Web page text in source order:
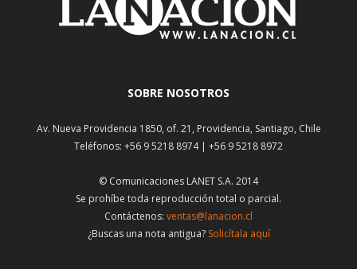
SOBRE NOSOTROS
Av. Nueva Providencia 1850, of. 21, Providencia, Santiago, Chile
Teléfonos: +56 9 5218 8974 | +56 9 5218 8972
© Comunicaciones LANET S.A. 2014
Se prohíbe toda reproducción total o parcial.
Contáctenos: ventas@lanacion.cl
¿Buscas una nota antigua? Solicítala aquí